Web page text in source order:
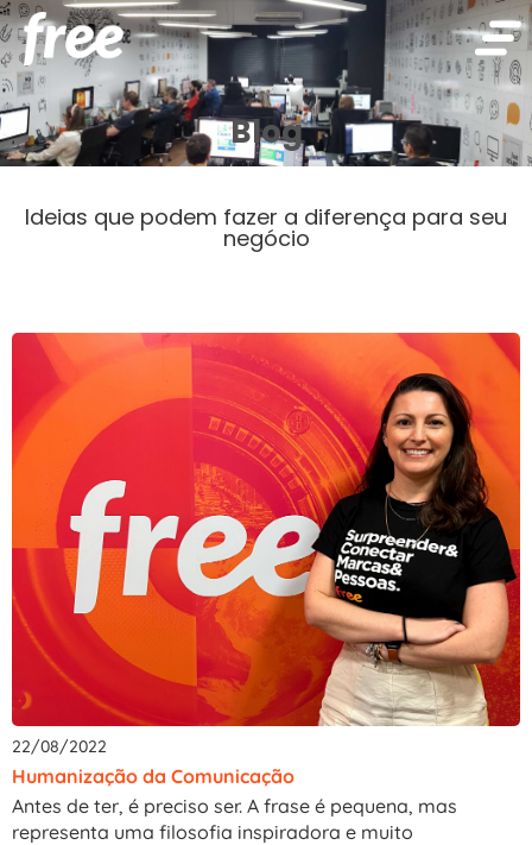
Blog
Ideias que podem fazer a diferença para seu
negócio
22/08/2022
Humanização da Comunicação
Antes de ter, é preciso ser. A frase é pequena, mas
representa uma filosofia inspiradora e muito